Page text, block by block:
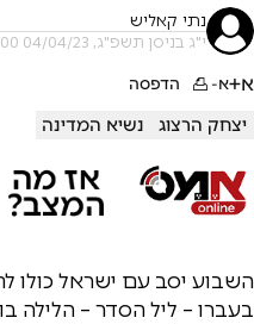
נתי קאליש
י"ג בניסן תשפ"ג, 04/04/23 04:00
א+א- הדפסה
יצחק הרצוג נשיא המדינה
השבוע יסב עם ישראל כולו
בעברו – ליל הסדר – הלילה